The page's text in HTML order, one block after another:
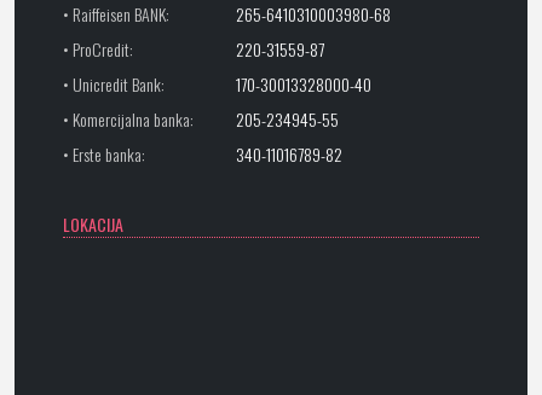
• Raiffeisen BANK:
265-6410310003980-68
• ProCredit:
220-31559-87
• Unicredit Bank:
170-30013328000-40
• Komercijalna banka:
205-234945-55
• Erste banka:
340-11016789-82
LOKACIJA